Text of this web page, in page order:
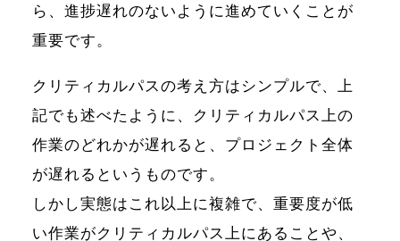
ら、進捗遅れのないように進めていくことが
重要です。
クリティカルパスの考え方はシンプルで、上
記でも述べたように、クリティカルパス上の
作業のどれかが遅れると、プロジェクト全体
が遅れるというものです。
しかし実態はこれ以上に複雑で、重要度が低
い作業がクリティカルパス上にあることや、